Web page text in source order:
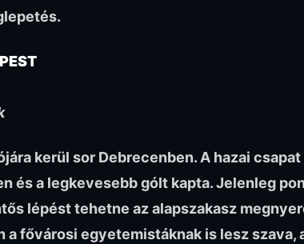
kerül sor Debrecenben. A hazai csapat
és a legkevesebb gólt kapta. Jelenleg
lépést tehetne az alapszakasz
a fővárosi egyetemistáknak is lesz szava,